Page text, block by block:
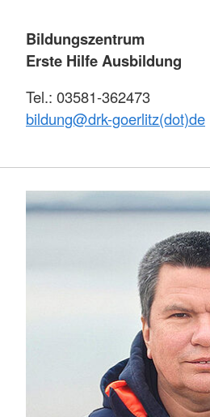
Bildungszentrum
Erste Hilfe Ausbildung
Tel.: 03581-362473
bildung@drk-goerlitz(dot)de